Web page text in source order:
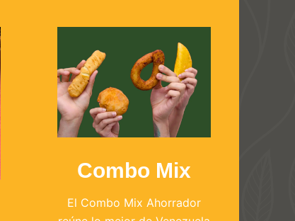
Combo Mix
El Combo Mix Ahorrador